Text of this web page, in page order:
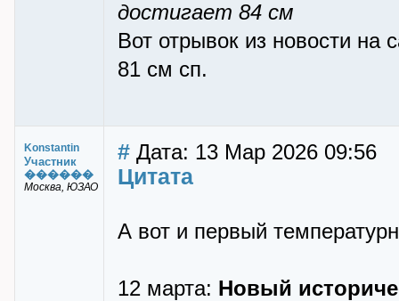
достигает 84 см
Вот отрывок из новости на
81 см сп.
Konstantin
Участник
������
Москва, ЮЗАО
# Дата: 13 Мар 2026 09:56
Цитата
А вот и первый
12 марта: Новый